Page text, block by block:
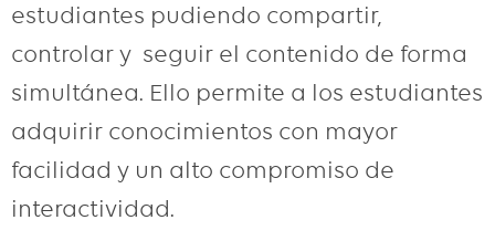
estudiantes pudiendo compartir,
controlar y seguir el contenido de forma
simultánea. Ello permite a los estudiantes
adquirir conocimientos con mayor
facilidad y un alto compromiso de
interactividad.